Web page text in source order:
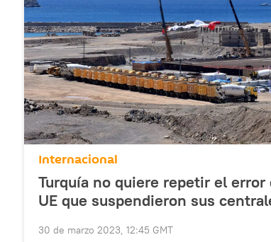
Internacional
Turquía no quiere repetir el
UE que suspendieron sus
30 de marzo 2023, 12:45 GMT